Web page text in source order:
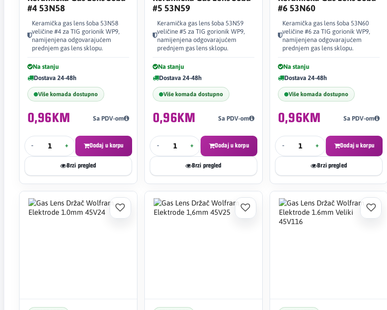
#4 53N58
Keramička gas lens šoba 53N58
veličine #4 za TIG gorionik WP9,
namijenjena odgovarajućem
prednjem gas lens sklopu.
Na stanju
Dostava 24-48h
Više komada dostupno
0,96KM Sa PDV-om
- + Dodaj u korpu
Brzi pregled
#5 53N59
Keramička gas lens šoba 53N59
veličine #5 za TIG gorionik WP9,
namijenjena odgovarajućem
prednjem gas lens sklopu.
Na stanju
Dostava 24-48h
Više komada dostupno
0,96KM Sa PDV-om
- + Dodaj u korpu
Brzi pregled
#6 53N60
Keramička gas lens šoba 53N60
veličine #6 za TIG gorionik WP9,
namijenjena odgovarajućem
prednjem gas lens sklopu.
Na stanju
Dostava 24-48h
Više komada dostupno
0,96KM Sa PDV-om
- + Dodaj u korpu
Brzi pregled